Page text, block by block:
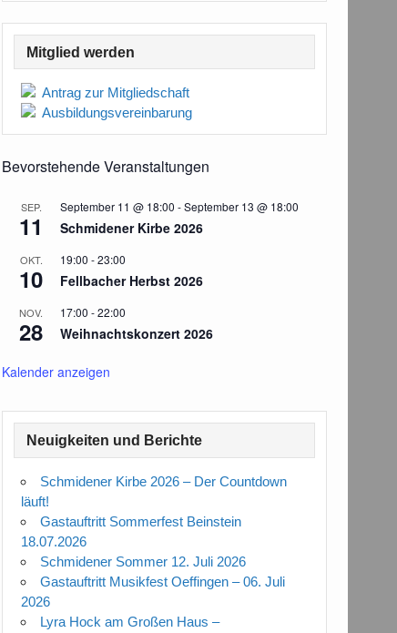
Mitglied werden
Antrag zur Mitgliedschaft
Ausbildungsvereinbarung
Bevorstehende Veranstaltungen
SEP.
11
September 11 @ 18:00 -September 13 @ 18:00
Schmidener Kirbe 2026
OKT.
10
19:00 -23:00
Fellbacher Herbst 2026
NOV.
28
17:00 -22:00
Weihnachtskonzert 2026
Kalender anzeigen
Neuigkeiten und Berichte
Schmidener Kirbe 2026 – Der Countdown
läuft!
Gastauftritt Sommerfest Beinstein
18.07.2026
Schmidener Sommer 12. Juli 2026
Gastauftritt Musikfest Oeffingen – 06. Juli
2026
Lyra Hock am Großen Haus –